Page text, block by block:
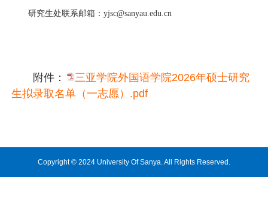
研究生处联系邮箱：yjsc@sanyau.edu.cn
附件：
三亚学院外国语学院2026年硕士研究
生拟录取名单（一志愿）.pdf
Copyright © 2024 University Of Sanya. All Rights Reserved.